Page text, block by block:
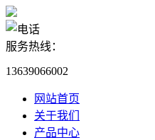
服务热线：
13639066002
网站首页
关于我们
产品中心